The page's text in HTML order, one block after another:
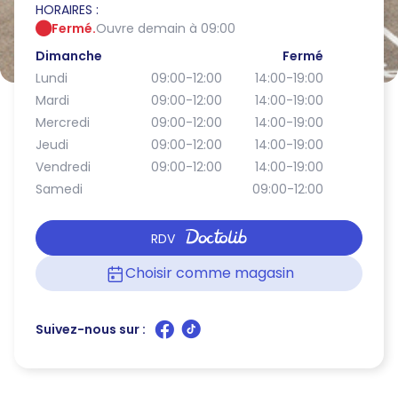
HORAIRES :
Fermé.Ouvre demain à 09:00
Dimanche
Fermé
Lundi
09:00-12:00
14:00-19:00
Mardi
09:00-12:00
14:00-19:00
Mercredi
09:00-12:00
14:00-19:00
Jeudi
09:00-12:00
14:00-19:00
Vendredi
09:00-12:00
14:00-19:00
Samedi
09:00-12:00
RDV
Choisir comme magasin
Suivez-nous sur :